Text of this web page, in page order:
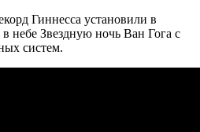
Гиннесса установили в
небе Звездную ночь Ван Гога с
систем.